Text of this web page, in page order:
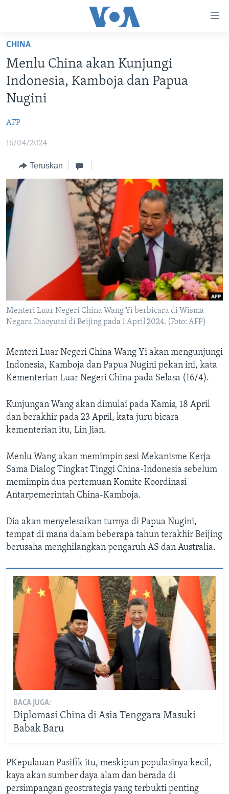
Akses
Lanjut
ke
Konten
Utama
Lanjut
ke
Utama
Lanjut
Pencarian
BERANDA
DUNIA
VIDEO
DAFTAR PROGRAM
IKUTI KAMI
CHINA
Menlu China akan Kunjungi
Indonesia, Kamboja dan Papua
Nugini
AFP
16/04/2024
Teruskan
Menteri Luar Negeri China Wang Yi berbicara di Wisma
Negara Diaoyutai di Beijing pada 1 April 2024. (Foto: AFP)
Menteri Luar Negeri China Wang Yi akan mengunjungi
Indonesia, Kamboja dan Papua Nugini pekan ini, kata
Kementerian Luar Negeri China pada Selasa (16/4).
Kunjungan Wang akan dimulai pada Kamis, 18 April
dan berakhir pada 23 April, kata juru bicara
kementerian itu, Lin Jian.
Menlu Wang akan memimpin sesi Mekanisme Kerja
Sama Dialog Tingkat Tinggi China-Indonesia sebelum
memimpin dua pertemuan Komite Koordinasi
Antarpemerintah China-Kamboja.
Dia akan menyelesaikan turnya di Papua Nugini,
tempat di mana dalam beberapa tahun terakhir Beijing
berusaha menghilangkan pengaruh AS dan Australia.
BACA JUGA:
Diplomasi China di Asia Tenggara Masuki
Babak Baru
PKepulauan Pasifik itu, meskipun populasinya kecil,
kaya akan sumber daya alam dan berada di
persimpangan geostrategis yang terbukti penting